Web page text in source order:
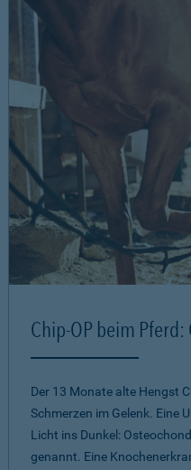
Chip-OP beim
Der 13 Monate alte Hengst
Schmerzen im Gelenk. Eine
Licht ins Dunkel:
genannt. Eine